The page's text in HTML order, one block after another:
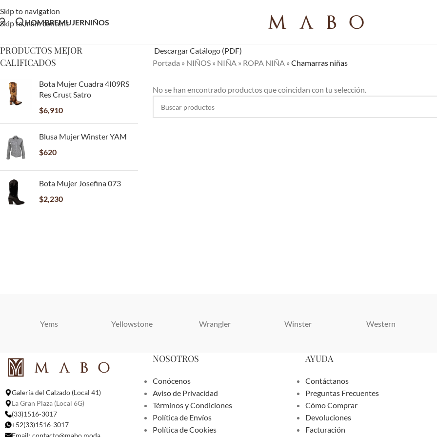
Skip to navigation
Skip to main content
HOMBREMUJERNIÑOS
PRODUCTOS MEJOR
CALIFICADOS
Bota Mujer Cuadra 4I09RS
Res Crust Satro
$6,910
Blusa Mujer Winster YAM
$620
Bota Mujer Josefina 073
$2,230
Descargar Catálogo (PDF)
Portada » NIÑOS» NIÑA» ROPA NIÑA» Chamarras niñas
No se han encontrado productos que coincidan con tu selección.
Yems Yellowstone Wrangler Winster Western
Galería del Calzado (Local 41)
La Gran Plaza (Local 6G)
(33)1516-3017
+52(33)1516-3017
NOSOTROS
Conócenos
Aviso de Privacidad
Términos y Condiciones
Política de Envíos
Política de Cookies
AYUDA
Contáctanos
Preguntas Frecuentes
Cómo Comprar
Devoluciones
Facturación